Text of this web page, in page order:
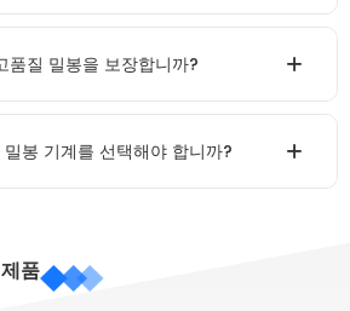
질 밀봉을 보장합니까?
봉 기계를 선택해야 합니까?
품